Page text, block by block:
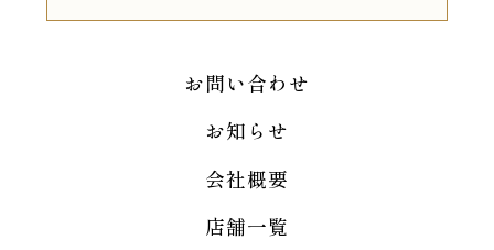
お問い合わせ
お知らせ
会社概要
店舗一覧